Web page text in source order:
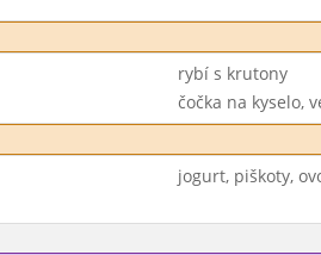
rybí s krutony
čočka na kyselo,
jogurt, piškoty,